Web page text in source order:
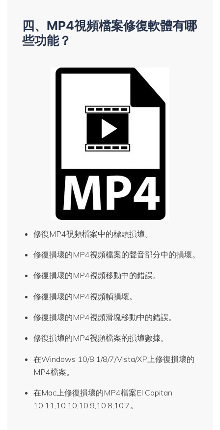
四、MP4視頻檔案修復軟體有哪
些功能？
修復MP4視頻檔案中的標頭損壞。
修復損壞的MP4視頻檔案的聲音部分中的損壞。
修復損壞的MP4視頻移動中的錯誤。
修復損壞的MP4視頻幀損壞。
修復損壞的MP4視頻滑塊移動中的錯誤。
修復損壞的MP4視頻檔案的損壞數據。
在Windows 10/8.1/8/7/Vista/XP上修復損壞的
MP4檔案。
在Mac上修復損壞的MP4檔案El Capitan
10.11,10.10,10.9,10.8,10.7。